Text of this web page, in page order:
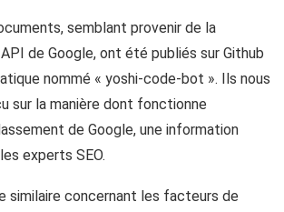
semblant provenir de la
de Google, ont été publiés sur Github
nommé « yoshi-code-bot ». Ils nous
sur la manière dont fonctionne
de Google, une information
experts SEO.
similaire concernant les facteurs de